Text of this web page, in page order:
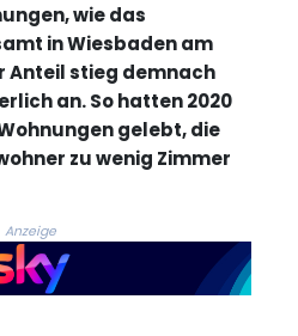
wie das
in Wiesbaden am
Anteil stieg demnach
an. So hatten 2020
gelebt, die
zu wenig Zimmer
Anzeige